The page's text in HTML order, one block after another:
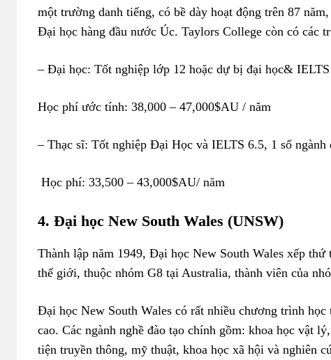
một trường danh tiếng, có bề dày hoạt động trên 87
Đại học hàng đầu nước Úc. Taylors College còn có các
– Đại học: Tốt nghiệp lớp 12 hoặc dự bị đại học&
Học phí ước tính: 38,000 – 47,000$AU / năm
– Thạc sĩ: Tốt nghiệp Đại Học và IELTS 6.5, 1 số
Học phí: 33,500 – 43,000$AU/ năm
4. Đại học New South Wales (UNSW)
Thành lập năm 1949, Đại học New South Wales xếp
thế giới, thuộc nhóm G8 tại Australia, thành viên của
Đại học New South Wales có rất nhiều chương trình
cao. Các ngành nghề đào tạo chính gồm: khoa học vật
tiện truyền thông, mỹ thuật, khoa học xã hội và nghiên